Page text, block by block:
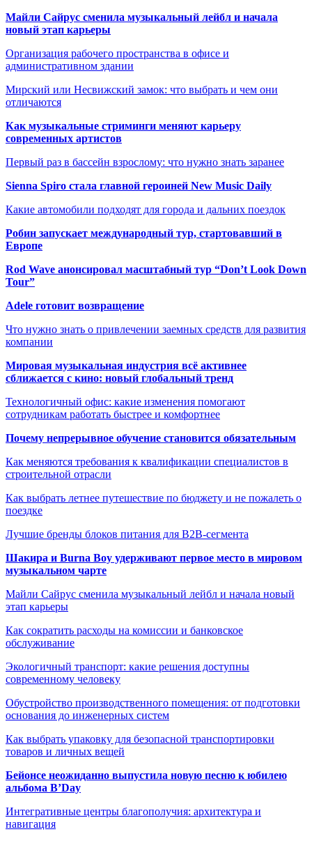
Майли Сайрус сменила музыкальный лейбл и начала
новый этап карьеры
Организация рабочего пространства в офисе и
административном здании
Мирский или Несвижский замок: что выбрать и чем они
отличаются
Как музыкальные стриминги меняют карьеру
современных артистов
Первый раз в бассейн взрослому: что нужно знать заранее
Sienna Spiro стала главной героиней New Music Daily
Какие автомобили подходят для города и дальних поездок
Робин запускает международный тур, стартовавший в
Европе
Rod Wave анонсировал масштабный тур “Don’t Look Down
Tour”
Adele готовит возвращение
Что нужно знать о привлечении заемных средств для развития
компании
Мировая музыкальная индустрия всё активнее
сближается с кино: новый глобальный тренд
Технологичный офис: какие изменения помогают
сотрудникам работать быстрее и комфортнее
Почему непрерывное обучение становится обязательным
Как меняются требования к квалификации специалистов в
строительной отрасли
Как выбрать летнее путешествие по бюджету и не пожалеть о
поездке
Лучшие бренды блоков питания для B2B-сегмента
Шакира и Burna Boy удерживают первое место в мировом
музыкальном чарте
Майли Сайрус сменила музыкальный лейбл и начала новый
этап карьеры
Как сократить расходы на комиссии и банковское
обслуживание
Экологичный транспорт: какие решения доступны
современному человеку
Обустройство производственного помещения: от подготовки
основания до инженерных систем
Как выбрать упаковку для безопасной транспортировки
товаров и личных вещей
Бейонсе неожиданно выпустила новую песню к юбилею
альбома B’Day
Интегративные центры благополучия: архитектура и
навигация